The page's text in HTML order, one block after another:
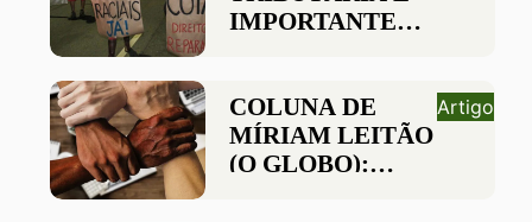
IMPORTANTE
PROMOVER
REPARAÇÃO
HISTÓRICA À
COLUNA DE
MÍRIAM LEITÃO
(O GLOBO):
Artigo